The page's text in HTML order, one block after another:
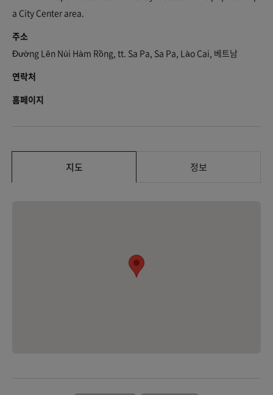
a City Center area.
주소
Đường Lên Núi Hàm Rồng, tt. Sa Pa, Sa Pa, Lào Cai, 베트남
연락처
홈페이지
지도 정보